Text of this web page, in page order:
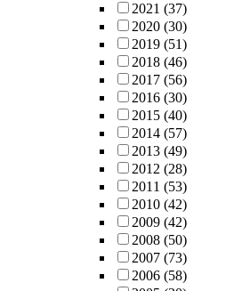
2021 (37)
2020 (30)
2019 (51)
2018 (46)
2017 (56)
2016 (30)
2015 (40)
2014 (57)
2013 (49)
2012 (28)
2011 (53)
2010 (42)
2009 (42)
2008 (50)
2007 (73)
2006 (58)